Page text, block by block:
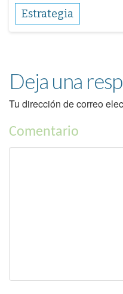
Estrategia
Deja una
Tu dirección de correo
Comentario